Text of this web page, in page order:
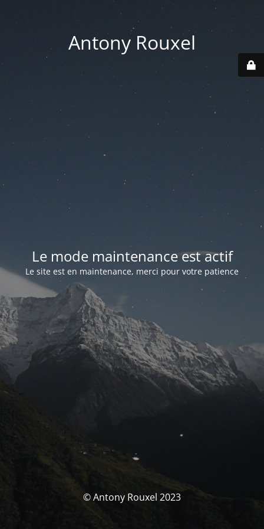
Antony Rouxel
Le mode maintenance est actif
Le site est en maintenance, merci pour votre patience
© Antony Rouxel 2023